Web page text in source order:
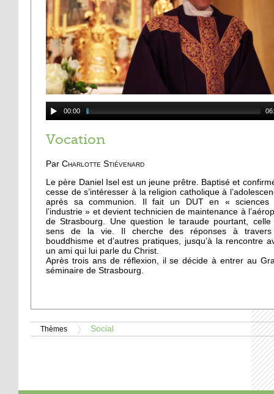
00:00
Vocation
Par Charlotte Stiévenard
Le père Daniel Isel est un jeune prêtre. Baptisé et
cesse de s’intéresser à la religion catholique à
après sa communion. Il fait un DUT en « sciences
l’industrie » et devient technicien de maintenance à
de Strasbourg. Une question le taraude pourtant, celle
sens de la vie. Il cherche des réponses à
bouddhisme et d’autres pratiques, jusqu’à la rencontre
un ami qui lui parle du Christ.
Après trois ans de réflexion, il se décide à entrer au
séminaire de Strasbourg.
Thèmes Social